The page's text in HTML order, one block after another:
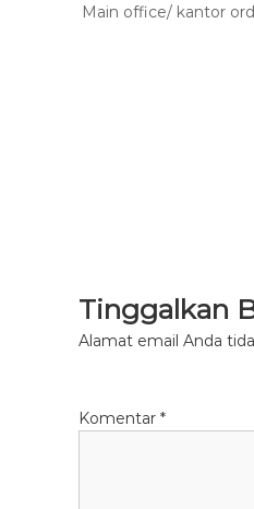
Main office/ kantor
Tinggalkan
Alamat email Anda
Komentar *